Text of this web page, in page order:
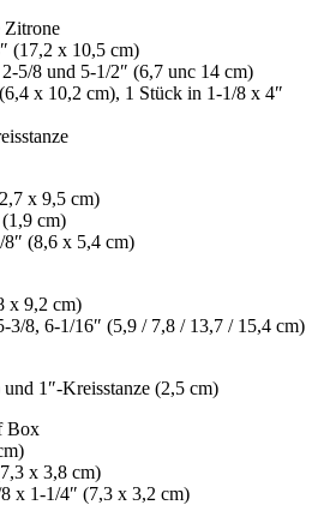
Zitrone
(17,2 x 10,5 cm)
5/8 und 5-1/2″ (6,7 unc 14 cm)
x 10,2 cm), 1 Stück in 1-1/8 x 4″
x 9,5 cm)
cm)
(8,6 x 5,4 cm)
x 9,2 cm)
3/8, 6-1/16″ (5,9 / 7,8 / 13,7 / 15,4 cm)
1″-Kreisstanze (2,5 cm)
Box
x 3,8 cm)
x 1-1/4″ (7,3 x 3,2 cm)